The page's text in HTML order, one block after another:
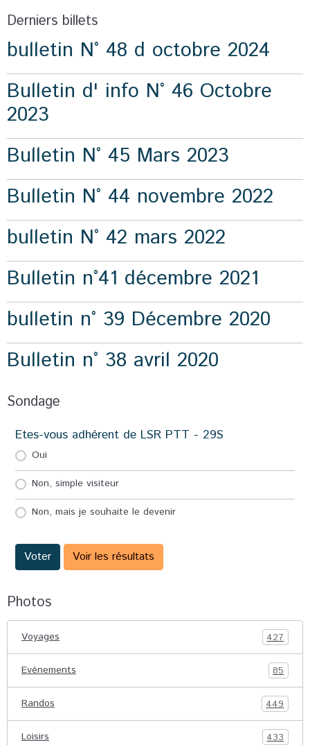
Derniers billets
bulletin N° 48 d octobre 2024
Bulletin d' info N° 46 Octobre
2023
Bulletin N° 45 Mars 2023
Bulletin N° 44 novembre 2022
bulletin N° 42 mars 2022
Bulletin n°41 décembre 2021
bulletin n° 39 Décembre 2020
Bulletin n° 38 avril 2020
Sondage
Etes-vous adhérent de LSR PTT - 29S
Oui
Non, simple visiteur
Non, mais je souhaite le devenir
Voter Voir les résultats
Photos
Voyages 427
Evénements 85
Randos 449
Loisirs 433